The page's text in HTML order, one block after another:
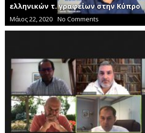
ελληνικών τ. γραφείων στην Κύπρο
Μάιος 22, 2020 No Comments